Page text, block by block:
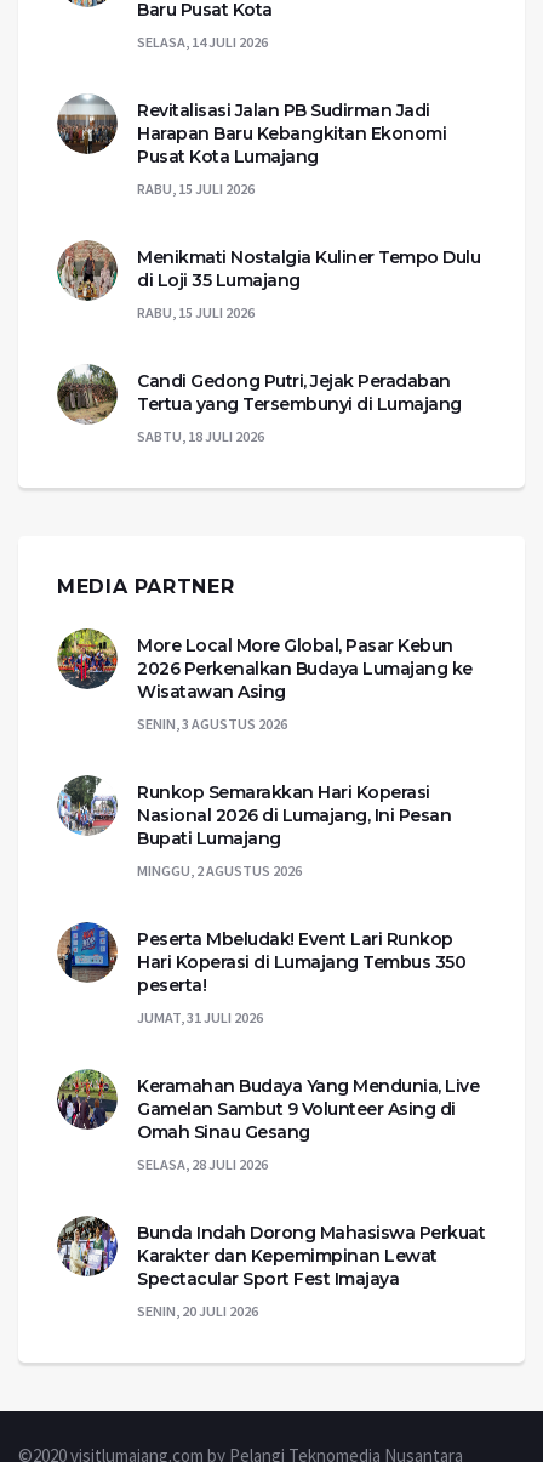
Baru Pusat Kota
SELASA, 14 JULI 2026
Revitalisasi Jalan PB Sudirman Jadi
Harapan Baru Kebangkitan Ekonomi
Pusat Kota Lumajang
RABU, 15 JULI 2026
Menikmati Nostalgia Kuliner Tempo Dulu
di Loji 35 Lumajang
RABU, 15 JULI 2026
Candi Gedong Putri, Jejak Peradaban
Tertua yang Tersembunyi di Lumajang
SABTU, 18 JULI 2026
MEDIA PARTNER
More Local More Global, Pasar Kebun
2026 Perkenalkan Budaya Lumajang ke
Wisatawan Asing
SENIN, 3 AGUSTUS 2026
Runkop Semarakkan Hari Koperasi
Nasional 2026 di Lumajang, Ini Pesan
Bupati Lumajang
MINGGU, 2 AGUSTUS 2026
Peserta Mbeludak! Event Lari Runkop
Hari Koperasi di Lumajang Tembus 350
peserta!
JUMAT, 31 JULI 2026
Keramahan Budaya Yang Mendunia, Live
Gamelan Sambut 9 Volunteer Asing di
Omah Sinau Gesang
SELASA, 28 JULI 2026
Bunda Indah Dorong Mahasiswa Perkuat
Karakter dan Kepemimpinan Lewat
Spectacular Sport Fest Imajaya
SENIN, 20 JULI 2026
©2020 visitlumajang.com by Pelangi Teknomedia Nusantara